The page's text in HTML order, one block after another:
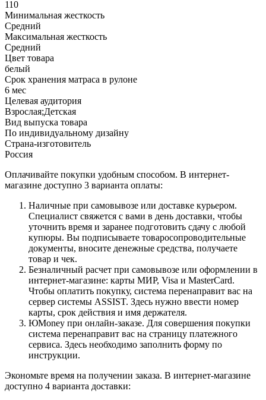
110
Минимальная жесткость
Средний
Максимальная жесткость
Средний
Цвет товара
белый
Срок хранения матраса в рулоне
6 мес
Целевая аудитория
Взрослая;Детская
Вид выпуска товара
По индивидуальному дизайну
Страна-изготовитель
Россия
Оплачивайте покупки удобным способом. В интернет-
магазине доступно 3 варианта оплаты:
Наличные при самовывозе или доставке курьером.
Специалист свяжется с вами в день доставки, чтобы
уточнить время и заранее подготовить сдачу с любой
купюры. Вы подписываете товаросопроводительные
документы, вносите денежные средства, получаете
товар и чек.
Безналичный расчет при самовывозе или оформлении в
интернет-магазине: карты МИР, Visa и MasterCard.
Чтобы оплатить покупку, система перенаправит вас на
сервер системы ASSIST. Здесь нужно ввести номер
карты, срок действия и имя держателя.
ЮMoney при онлайн-заказе. Для совершения покупки
система перенаправит вас на страницу платежного
сервиса. Здесь необходимо заполнить форму по
инструкции.
Экономьте время на получении заказа. В интернет-магазине
доступно 4 варианта доставки: